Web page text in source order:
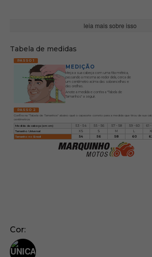
leia mais sobre isso
Tabela de medidas
PASSO 1
MEDIÇÃO
Meça a sua cabeça com uma fita métrica,
passando a mesma ao redor dela, cerca de
um centímetro acima das sobrancelhas e
das orelhas.
Anote a medida e confira a "Tabela de
Tamanhos" a seguir.
PASSO 2
Confira na "Tabela de Tamanhos" abaixo qual o capacete correto para a medida que tirou da sua
centímetros
Medida da cabeça (em cm)
53 - 54 55 - 56 57 - 58 59 - 60 61 -
Tamanho Universal
XS S M L
Tamanho no Brasil
54 56 58 60
Cor